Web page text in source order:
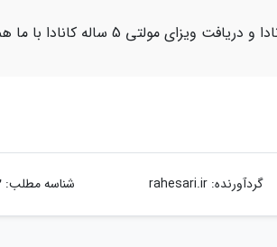
5 ساله کانادا با ما همراه باشید.
گردآورنده:rahesari.ir شناسه مطلب: 932